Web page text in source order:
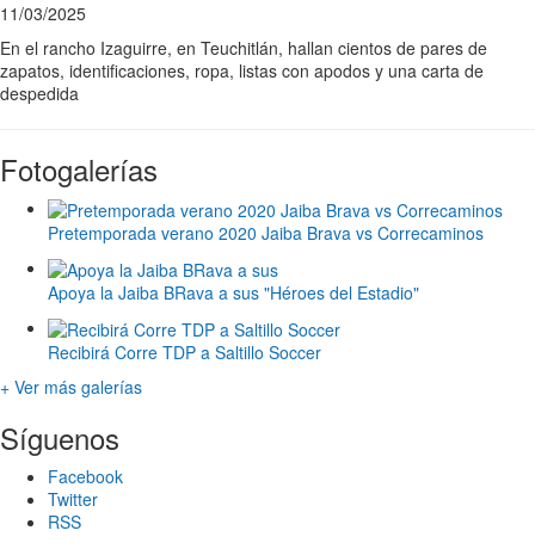
11/03/2025
En el rancho Izaguirre, en Teuchitlán, hallan cientos de pares de
zapatos, identificaciones, ropa, listas con apodos y una carta de
despedida
Fotogalerías
Pretemporada verano 2020 Jaiba Brava vs Correcaminos
Apoya la Jaiba BRava a sus "Héroes del Estadio"
Recibirá Corre TDP a Saltillo Soccer
+ Ver más galerías
Síguenos
Facebook
Twitter
RSS